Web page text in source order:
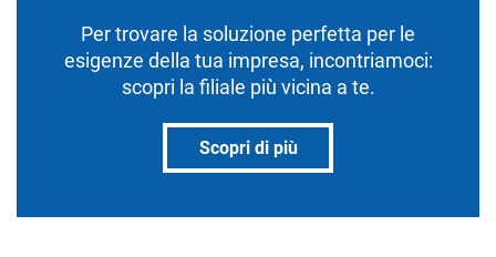
Per trovare la soluzione perfetta per le
esigenze della tua impresa, incontriamoci:
scopri la filiale più vicina a te.
Scopri di più